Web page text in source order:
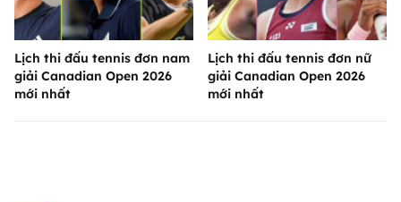
Lịch thi đấu tennis đơn nam
giải Canadian Open 2026
mới nhất
Lịch thi đấu tennis đơn nữ
giải Canadian Open 2026
mới nhất